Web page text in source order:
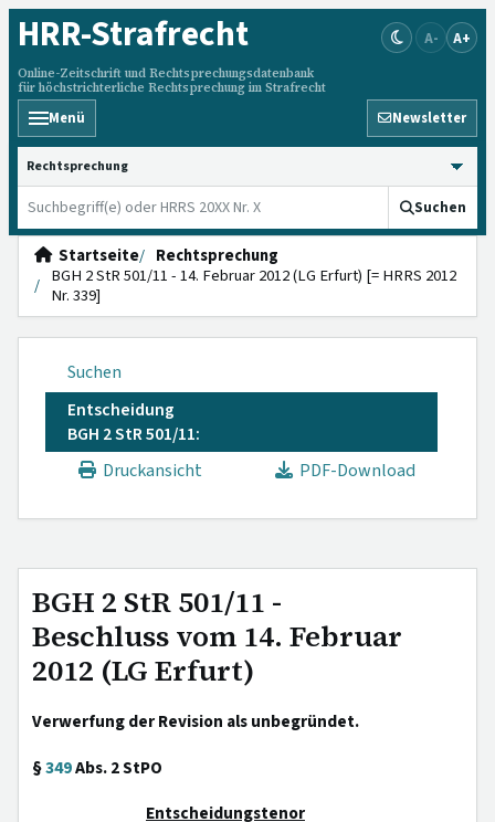
HRR-Strafrecht
Online-Zeitschrift und Rechtsprechungsdatenbank
für höchstrichterliche Rechtsprechung im Strafrecht
A- A+
Menü Newsletter
HRRS durchsuchen
Suchen
Startseite
Rechtsprechung
BGH 2 StR 501/11 - 14. Februar 2012 (LG Erfurt) [= HRRS 2012
Nr. 339]
Suchen
Entscheidung
BGH 2 StR 501/11:
Druckansicht
PDF-Download
BGH 2 StR 501/11 -
Beschluss vom 14. Februar
2012 (LG Erfurt)
Verwerfung der Revision als unbegründet.
§349Abs. 2 StPO
Entscheidungstenor